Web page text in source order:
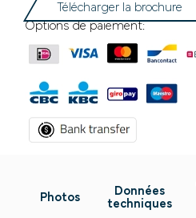
Télécharger la brochure
Options de paiement:
Photos
Données
techniques